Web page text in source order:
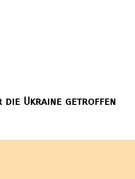
die Ukraine getroffen